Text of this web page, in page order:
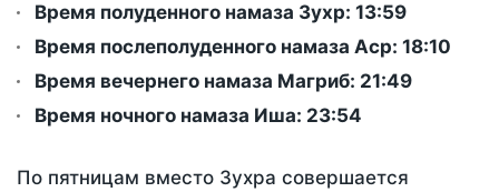
Время полуденного намаза Зухр: 13:59
Время послеполуденного намаза Аср: 18:10
Время вечернего намаза Магриб: 21:49
Время ночного намаза Иша: 23:54
По пятницам вместо Зухра совершается